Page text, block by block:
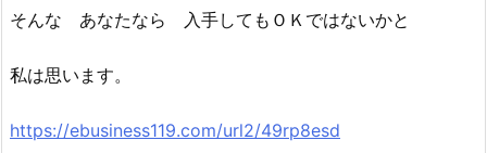
そんな あなたなら 入手してもＯＫではないかと
私は思います。
https://ebusiness119.com/url2/49rp8esd